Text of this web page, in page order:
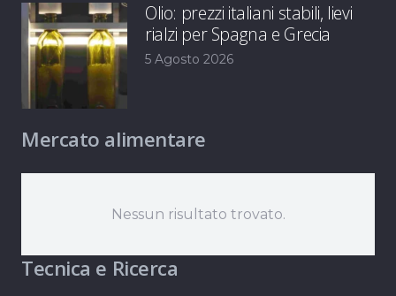
Olio: prezzi italiani stabili, lievi
rialzi per Spagna e Grecia
5 Agosto 2026
Mercato alimentare
Nessun risultato trovato.
Tecnica e Ricerca